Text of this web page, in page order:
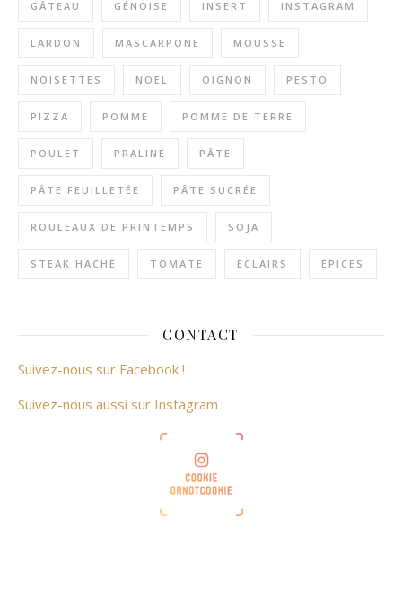
GÂTEAU GÉNOISE INSERT INSTAGRAM
LARDON MASCARPONE MOUSSE
NOISETTES NOËL OIGNON PESTO
PIZZA POMME POMME DE TERRE
POULET PRALINÉ PÂTE
PÂTE FEUILLETÉE PÂTE SUCRÉE
ROULEAUX DE PRINTEMPS SOJA
STEAK HACHÉ TOMATE ÉCLAIRS ÉPICES
CONTACT
Suivez-nous sur Facebook !
Suivez-nous aussi sur Instagram :